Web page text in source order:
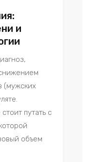
и
(мужских
путать с
объем